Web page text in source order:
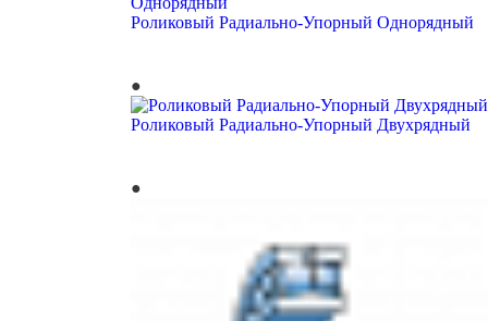
Роликовый Радиально-Упорный Однорядный
Роликовый Радиально-Упорный Двухрядный